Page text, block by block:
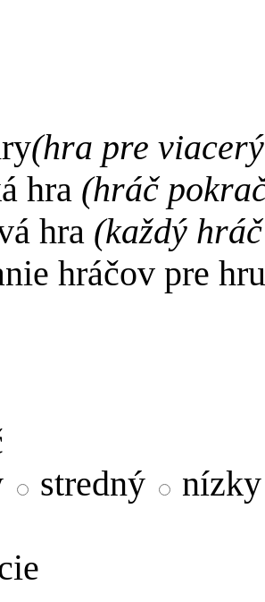
(hra pre
hra (hráč
hra (každý
hráčov pre hru
stredný
nízky